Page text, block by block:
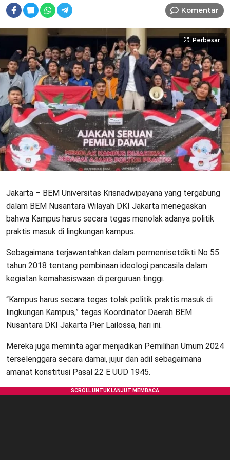
Komentar
Perbesar
Jakarta – BEM Universitas Krisnadwipayana yang tergabung
dalam BEM Nusantara Wilayah DKI Jakarta menegaskan
bahwa Kampus harus secara tegas menolak adanya politik
praktis masuk di lingkungan kampus.
Sebagaimana terjawantahkan dalam permenrisetdikti No 55
tahun 2018 tentang pembinaan ideologi pancasila dalam
kegiatan kemahasiswaan di perguruan tinggi.
“Kampus harus secara tegas tolak politik praktis masuk di
lingkungan Kampus,” tegas Koordinator Daerah BEM
Nusantara DKI Jakarta Pier Lailossa, hari ini.
Mereka juga meminta agar menjadikan Pemilihan Umum 2024
terselenggara secara damai, jujur dan adil sebagaimana
amanat konstitusi Pasal 22 E UUD 1945.